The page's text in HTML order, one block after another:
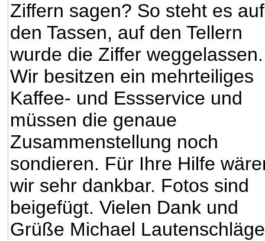
Ziffern sagen? So steht es auf
den Tassen, auf den Tellern
wurde die Ziffer weggelassen.
Wir besitzen ein mehrteiliges
Kaffee- und Essservice und
müssen die genaue
Zusammenstellung noch
sondieren. Für Ihre Hilfe
wir sehr dankbar. Fotos sind
beigefügt. Vielen Dank und
Grüße Michael